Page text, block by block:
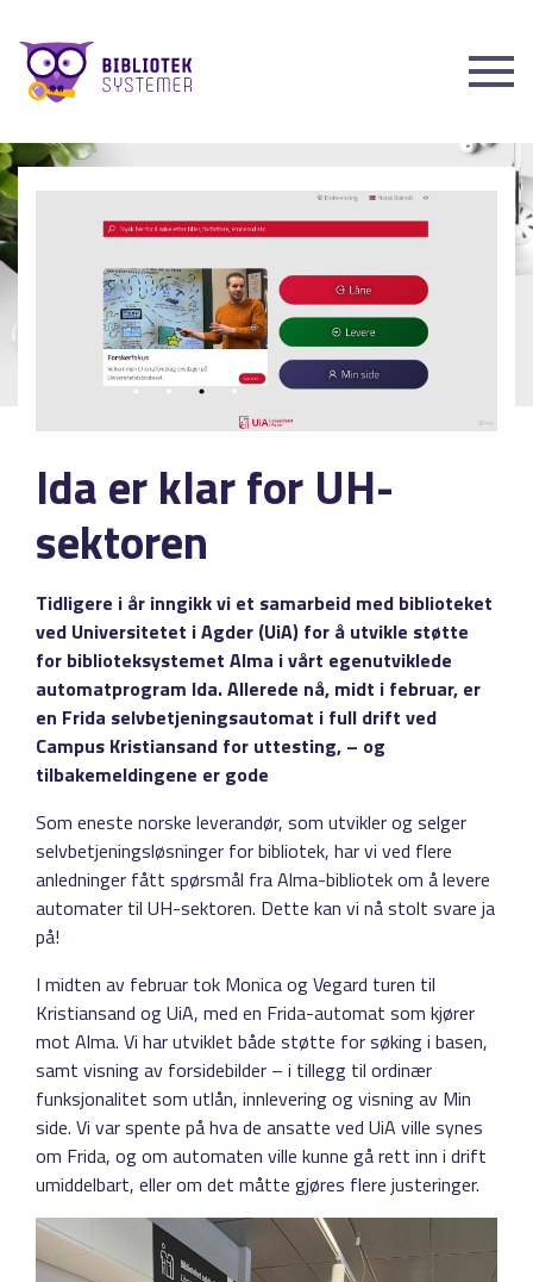
Ida er klar for UH-
sektoren
Tidligere i år inngikk vi et samarbeid med biblioteket
ved Universitetet i Agder (UiA) for å utvikle støtte
for biblioteksystemet Alma i vårt egenutviklede
automatprogram Ida. Allerede nå, midt i februar, er
en Frida selvbetjeningsautomat i full drift ved
Campus Kristiansand for uttesting, – og
tilbakemeldingene er gode
Som eneste norske leverandør, som utvikler og selger
selvbetjeningsløsninger for bibliotek, har vi ved flere
anledninger fått spørsmål fra Alma-bibliotek om å levere
automater til UH-sektoren. Dette kan vi nå stolt svare ja
på!
I midten av februar tok Monica og Vegard turen til
Kristiansand og UiA, med en Frida-automat som kjører
mot Alma. Vi har utviklet både støtte for søking i basen,
samt visning av forsidebilder – i tillegg til ordinær
funksjonalitet som utlån, innlevering og visning av Min
side. Vi var spente på hva de ansatte ved UiA ville synes
om Frida, og om automaten ville kunne gå rett inn i drift
umiddelbart, eller om det måtte gjøres flere justeringer.